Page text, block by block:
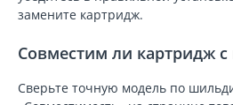
замените картридж.
Совместим ли картридж
Сверьте точную модель по